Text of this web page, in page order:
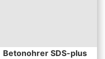
Betonohrer SDS-plus